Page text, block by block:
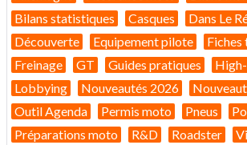
Bilans statistiques
Casques
Dans Le
Découverte
Equipement pilote
Fiches
Freinage
GT Guides pratiques
Lobbying
Nouveautés 2026
Outil Agenda
Permis moto Pneus
Préparations moto
R&D Roadster